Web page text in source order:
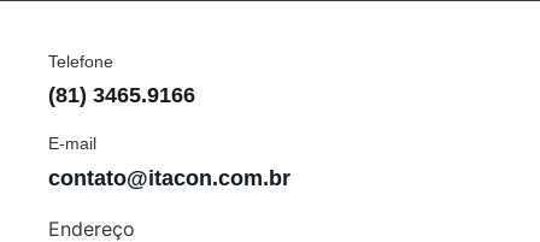
Telefone
(81) 3465.9166
E-mail
contato@itacon.com.br
Endereço